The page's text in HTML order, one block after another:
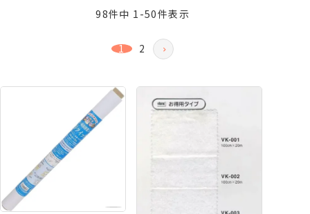
価格が高い順
登録順
レビュー順
98件中 1 -50件表示
1 2